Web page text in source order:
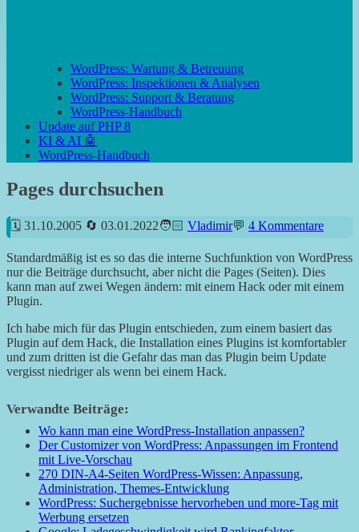
WordPress: Wartung & Betreuung
WordPress: Inspektionen & Analysen
WordPress: Support & Beratung
WordPress-Handbuch
Update auf PHP 8
KI & AI 🤖
WordPress-Handbuch
Pages durchsuchen
31.10.2005 03.01.2022 Vladimir 4 Kommentare
Standardmäßig ist es so das die interne Suchfunktion von WordPress
nur die Beiträge durchsucht, aber nicht die Pages (Seiten). Dies
kann man auf zwei Wegen ändern: mit einem Hack oder mit einem
Plugin.
Ich habe mich für das Plugin entschieden, zum einem basiert das
Plugin auf dem Hack, die Installation eines Plugins ist komfortabler
und zum dritten ist die Gefahr das man das Plugin beim Update
vergisst niedriger als wenn bei einem Hack.
Verwandte Beiträge:
Wo kann man eine WordPress-Installation anpassen?
Der Customizer von WordPress: Anpassungen im Frontend
mit Live-Vorschau
270 DIN-A4-Seiten WordPress-Wissen: Anpassung,
Administration, Themes-Entwicklung
WordPress: Suchergebnisse hervorheben und more-Tag mit
Werbung ersetzen